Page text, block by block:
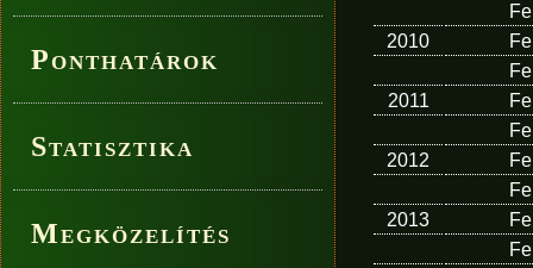
Ponthatárok
Statisztika
Megközelítés
2010
2011
2012
2013